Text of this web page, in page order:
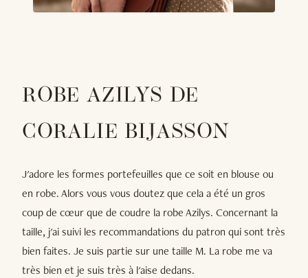
ROBE AZILYS DE
CORALIE BIJASSON
J'adore les formes portefeuilles que ce soit en blouse ou
en robe. Alors vous vous doutez que cela a été un gros
coup de cœur que de coudre la robe Azilys. Concernant la
taille, j'ai suivi les recommandations du patron qui sont très
bien faites. Je suis partie sur une taille M. La robe me va
très bien et je suis très à l'aise dedans.